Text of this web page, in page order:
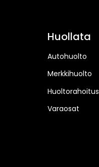
Huollata
Autohuolto
Merkkihuolto
Huoltorahoitus
Varaosat